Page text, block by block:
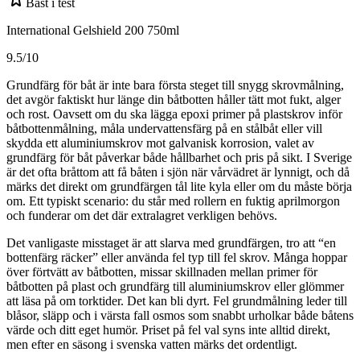
International Gelshield 200 750ml
9.5/10
Grundfärg för båt är inte bara första steget till snygg skrovmålning,
det avgör faktiskt hur länge din båtbotten håller tätt mot fukt, alger
och rost. Oavsett om du ska lägga epoxi primer på plastskrov inför
båtbottenmålning, måla undervattensfärg på en stålbåt eller vill
skydda ett aluminiumskrov mot galvanisk korrosion, valet av
grundfärg för båt påverkar både hållbarhet och pris på sikt. I Sverige
är det ofta bråttom att få båten i sjön när vårvädret är lynnigt, och då
märks det direkt om grundfärgen tål lite kyla eller om du måste börja
om. Ett typiskt scenario: du står med rollern en fuktig aprilmorgon
och funderar om det där extralagret verkligen behövs.
Det vanligaste misstaget är att slarva med grundfärgen, tro att “en
bottenfärg räcker” eller använda fel typ till fel skrov. Många hoppar
över förtvätt av båtbotten, missar skillnaden mellan primer för
båtbotten på plast och grundfärg till aluminiumskrov eller glömmer
att läsa på om torktider. Det kan bli dyrt. Fel grundmålning leder till
blåsor, släpp och i värsta fall osmos som snabbt urholkar både båtens
värde och ditt eget humör. Priset på fel val syns inte alltid direkt,
men efter en säsong i svenska vatten märks det ordentligt.